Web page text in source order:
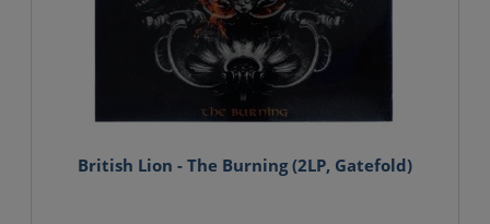
British Lion - The Burning (2LP, Gatefold)